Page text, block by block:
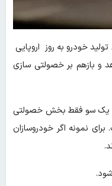
خودرو به روز اروپایی
و بازهم بر خصولتی سازی
از یک سو فقط بخش خصولتی
نمونه اگر خودروسازان